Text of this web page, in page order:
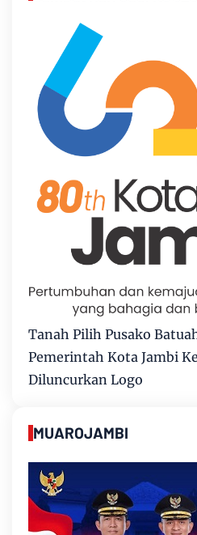
Tanah Pilih Pusako
Pemerintah Kota Jambi
Diluncurkan Logo
MUAROJAMBI